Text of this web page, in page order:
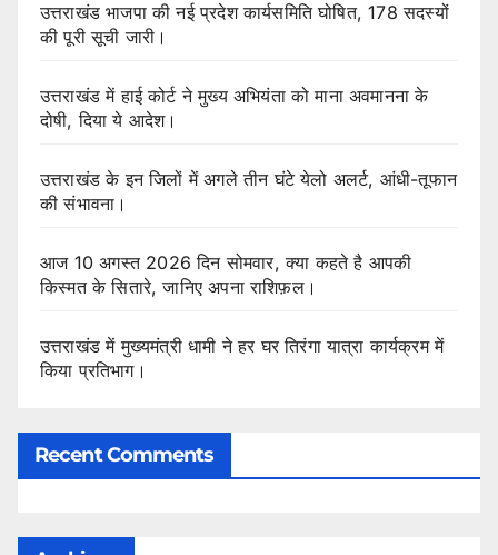
उत्तराखंड भाजपा की नई प्रदेश कार्यसमिति घोषित, 178 सदस्यों
की पूरी सूची जारी।
उत्तराखंड में हाई कोर्ट ने मुख्य अभियंता को माना अवमानना के
दोषी, दिया ये आदेश।
उत्तराखंड के इन जिलों में अगले तीन घंटे येलो अलर्ट, आंधी-तूफान
की संभावना।
आज 10 अगस्त 2026 दिन सोमवार, क्या कहते है आपकी
किस्मत के सितारे, जानिए अपना राशिफ़ल।
उत्तराखंड में मुख्यमंत्री धामी ने हर घर तिरंगा यात्रा कार्यक्रम में
किया प्रतिभाग।
Recent Comments